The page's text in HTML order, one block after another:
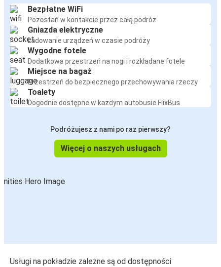
Bezpłatne WiFi
Pozostań w kontakcie przez całą podróż
Gniazda elektryczne
Ładowanie urządzeń w czasie podróży
Wygodne fotele
Dodatkowa przestrzeń na nogi i rozkładane fotele
Miejsce na bagaż
Przestrzeń do bezpiecznego przechowywania rzeczy
Toalety
Dogodnie dostępne w każdym autobusie FlixBus
Podróżujesz z nami po raz pierwszy?
Więcej o naszych usługach
Usługi na pokładzie zależne są od dostępności